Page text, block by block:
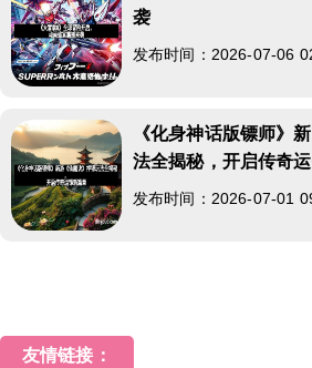
袭
发布时间：2026-07-06
《化身神话版镖师》
法全揭秘，开启传奇
发布时间：2026-07-01
友情链接：